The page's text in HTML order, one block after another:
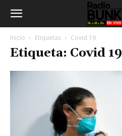
Inicio Etiquetas Covid 19
Etiqueta: Covid 19